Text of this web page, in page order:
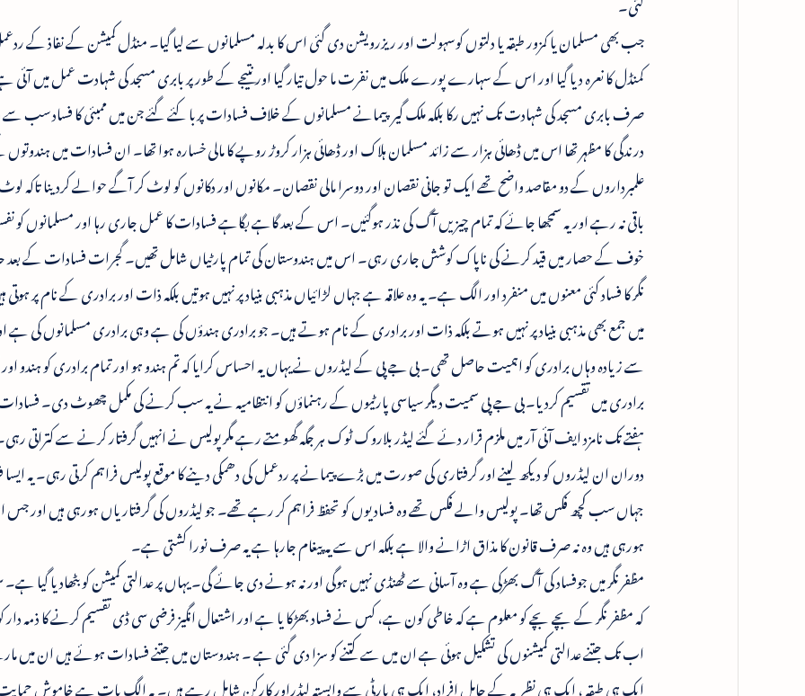
جب بھی مسلمان یا کمزور طبقہ یا دلتوں کوسہولت اور ریزرویشن دی گئی اس کا بدلہ مسلمانوں سے لیا گیا۔ منڈل کمیشن کے نفاذ کے
کمنڈل کا نعرہ دیا گیا اور اس کے سہارے پورے ملک میں نفرت ما حول تیار گیا اور نتیجے کے طور پر بابری مسجد کی شہادت عمل میں آئی
صرف بابری مسجد کی شہادت تک نہیں رکا بلکہ ملک گیرپیمانے مسلمانوں کے خلاف فسادات پربا کئے گئے جن میں ممبئی کا فساد سب سے
درندگی کا مظہر تھا اس میں ڈھائی ہزار سے زائد مسلمان ہلاک اور ڈھائی ہزار کروڑ روپے کا مالی خسارہ ہوا تھا۔ ان فسادات میں
علمبرداروں کے دو مقاصد واضح تھے ایک تو جانی نقصان اور دوسرا مالی نقصان۔ مکانوں اور دکانوں کو لوٹ کر آگے حوالے کردینا تاکہ لوٹ
باقی نہ رہے اور یہ سمجھا جائے کہ تمام چیزیں آگ کی نذر ہوگئیں۔ اس کے بعد گاہے بگاہے فسادات کا عمل جاری رہا اور مسلمانوں کو
خوف کے حصار میں قید کرنے کی ناپاک کوشش جاری رہی۔ اس میں ہندوستان کی تمام پارٹیاں شامل تھیں۔ گجرات فسادات کے بعد
نگر کا فساد کئی معنوں میں منفرد اور الگ ہے۔ یہ وہ علاقہ ہے جہاں لڑائیاں مذہبی بنیاد پر نہیں ہوتیں بلکہ ذات اور برادری کے نام پر
میں جمع بھی مذہبی بنیاد پر نہیں ہوتے بلکہ ذات اور برادری کے نام ہوتے ہیں۔ جو برادری ہندؤں کی ہے وہی برادری مسلمانوں کی
سے زیادہ وہاں برادری کو اہمیت حاصل تھی۔ بی جے پی کے لیڈروں نے یہاں یہ احساس کرایا کہ تم ہندو ہو اور تمام برادری کو ہندو
برادری میں تقسیم کردیا۔ بی جے پی سمیت دیگر سیاسی پارٹیوں کے رہنماؤں کو انتظامیہ نے یہ سب کرنے کی مکمل چھوٹ دی۔
ہفتے تک نامزد ایف آئی آر میں ملزم قرار دئے گئے لیڈر بلاروک ٹوک ہر جگہ گھومتے رہے مگر پولیس نے انہیں گرفتار کرنے سے کتراتی
دوران ان لیڈروں کو دیکھ لینے اور گرفتاری کی صورت میں بڑے پیمانے پر ردعمل کی دھمکی دینے کا موقع پولیس فراہم کرتی رہی۔ یہ
جہاں سب کچھ فکس تھا۔ پولیس والے فکس تھے وہ فسادیوں کو تحفظ فراہم کر رہے تھے۔ جو لیڈروں کی گرفتاریاں ہورہی ہیں اور جس
ہورہی ہیں وہ نہ صرف قانون کا مذاق اڑانے والا ہے بلکہ اس سے یہ پیغام جارہا ہے یہ صرف نورا کشتی ہے۔
مظفرنگر میں جوفساد کی آگ بھڑکی ہے وہ آسانی سے ٹھنڈی نہیں ہوگی اور نہ ہونے دی جائے گی۔ یہاں پر عدالتی کمیشن کو بٹھادیا گیا
کہ مظفر نگر کے بچے بچے کو معلوم ہے کہ خاطی کون ہے، کس نے فساد بھڑکا یا ہے اور اشتعال انگیز فرضی سی ڈی تقسیم کرنے کا ذمہ
اب تک جتنے عدالتی کمیشنوں کی تشکیل ہوئی ہے ان میں سے کتنے کو سزا دی گئی ہے ۔ ہندوستان میں جتنے فسادات ہوئے ہیں ان میں
ایک ہی طبقہ ، ایک ہی نظریہ کے حامل افراد، ایک ہی پارٹی سے وابستہ لیڈراور کارکن شامل رہے ہیں۔ یہ الگ بات ہے خاموش